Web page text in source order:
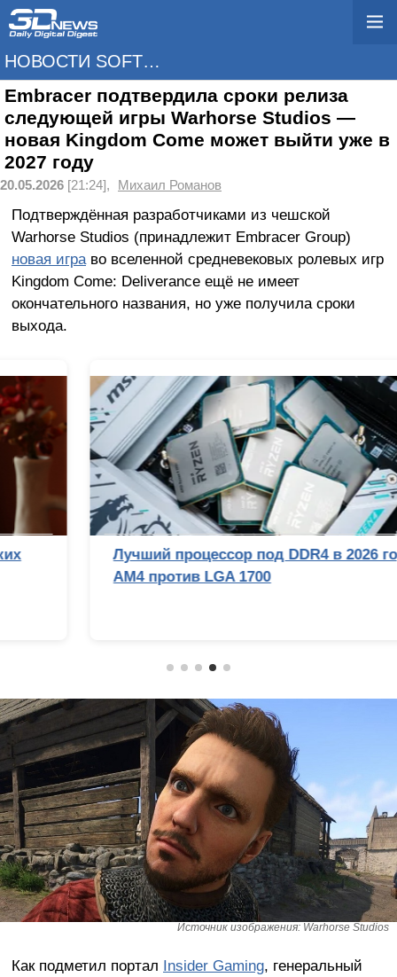
НОВОСТИ SOFTWARE
Embracer подтвердила сроки релиза
следующей игры Warhorse Studios —
новая Kingdom Come может выйти уже в
2027 году
20.05.2026 [21:24], Михаил Романов
Подтверждённая разработчиками из чешской
Warhorse Studios (принадлежит Embracer Group)
новая играво вселенной средневековых ролевых игр
Kingdom Come: Deliverance ещё не имеет
окончательного названия, но уже получила сроки
выхода.
Лучший процессор под DDR4 в 2026 году:
AM4 против LGA 1700
Источник изображения: Warhorse Studios
Как подметил портал Insider Gaming, генеральный